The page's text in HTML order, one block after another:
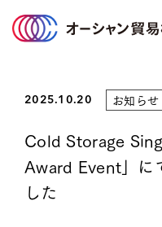
オーシャン貿易につ
事業のご案内
サステナビリティ
2025.10.20 お知らせ
Cold Storage
Award Event」に
した